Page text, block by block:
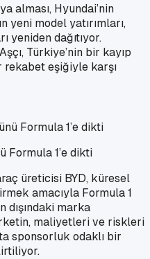
alması, Hyundai’nin
yeni model yatırımları,
yeniden dağıtıyor.
Türkiye’nin bir kayıp
eşiğiyle karşı
Formula 1’e dikti
üreticisi BYD, küresel
amacıyla Formula 1
dışındaki marka
maliyetleri ve riskleri
sponsorluk odaklı bir